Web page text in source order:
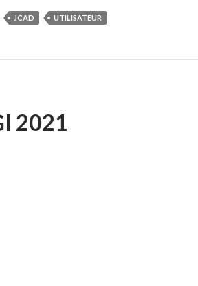
JCAD UTILISATEUR
2021